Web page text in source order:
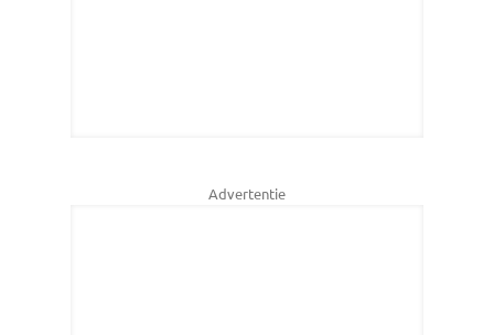
Advertentie